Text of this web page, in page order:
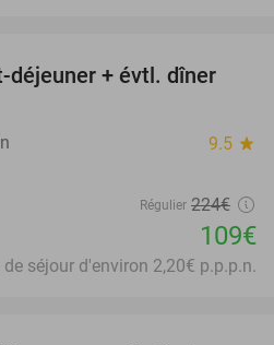
51%
déjeuner + évtl. dîner
9.5 star
Régulier 224€
109€
de séjour d'environ 2,20€ p.p.p.n.